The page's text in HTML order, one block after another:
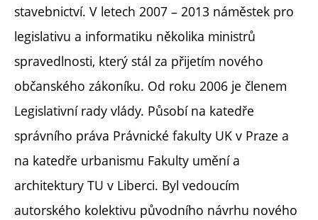
stavebnictví. V letech 2007 – 2013 náměstek pro
legislativu a informatiku několika ministrů
spravedlnosti, který stál za přijetím nového
občanského zákoníku. Od roku 2006 je členem
Legislativní rady vlády. Působí na katedře
správního práva Právnické fakulty UK v Praze a
na katedře urbanismu Fakulty umění a
architektury TU v Liberci. Byl vedoucím
autorského kolektivu původního návrhu nového